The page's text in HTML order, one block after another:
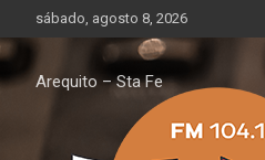
al
contenido
sábado, agosto 8, 2026
Arequito – Sta Fe